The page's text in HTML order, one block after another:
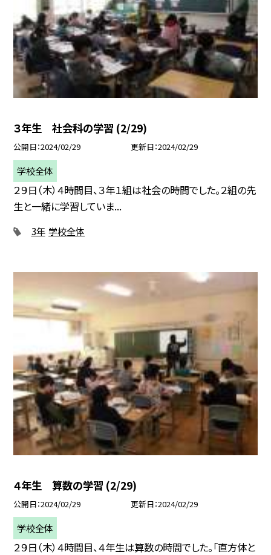
３年生 社会科の学習 (2/29)
公開日 2024/02/29 更新日 2024/02/29
学校全体
２９日（木）４時間目、３年１組は社会の時間でした。２組の先
生と一緒に学習していま...
3年 学校全体
４年生 算数の学習 (2/29)
公開日 2024/02/29 更新日 2024/02/29
学校全体
２９日（木）４時間目、４年生は算数の時間でした。「直方体と